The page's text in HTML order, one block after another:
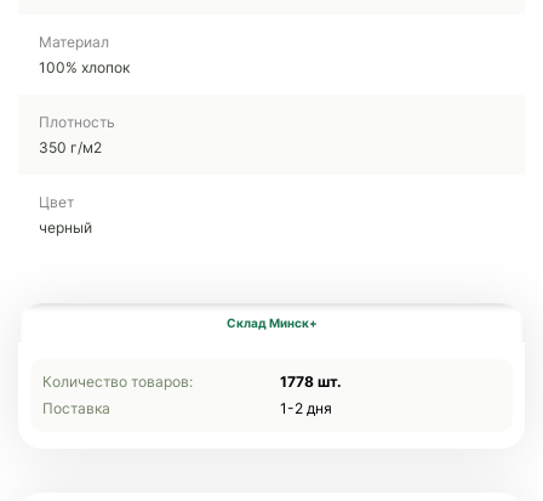
Материал
100% хлопок
Плотность
350 г/м2
Цвет
черный
Склад Минск+
Количество товаров:
1778 шт.
Поставка
1-2 дня